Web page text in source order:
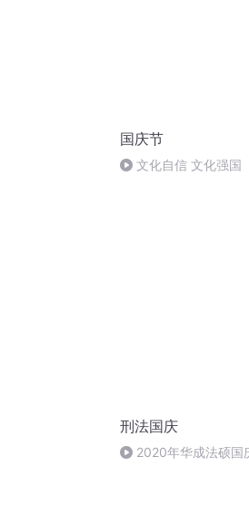
国庆节
文化自信 文化强国
刑法国庆
2020年华成法硕国